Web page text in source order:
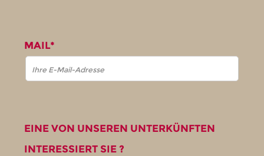
MAIL*
EINE VON UNSEREN UNTERKÜNFTEN
INTERESSIERT SIE ?